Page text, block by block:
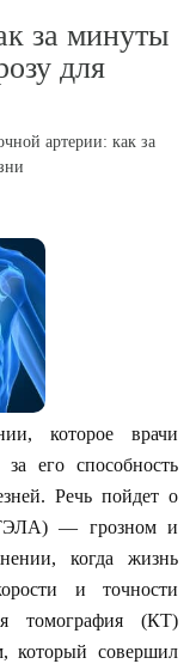
за минуты
для
артерии: как за
которое врачи
его способность
Речь пойдет о
— грозном и
когда жизнь
и точности
томография (КТ)
который совершил